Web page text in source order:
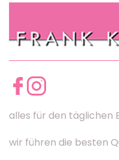
alles für den täglichen
wir führen die besten